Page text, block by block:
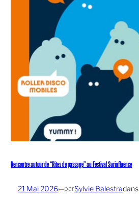
Rencontre autour de “Rites de passage” au Festival Surinfluence
21 Mai 2026—parSylvie Balestradans